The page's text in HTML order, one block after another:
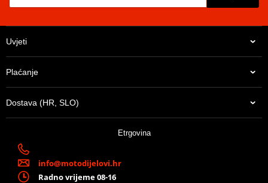
Uvjeti
Plaćanje
Dostava (HR, SLO)
Etrgovina
info@motodijelovi.hr
Radno vrijeme 08-16